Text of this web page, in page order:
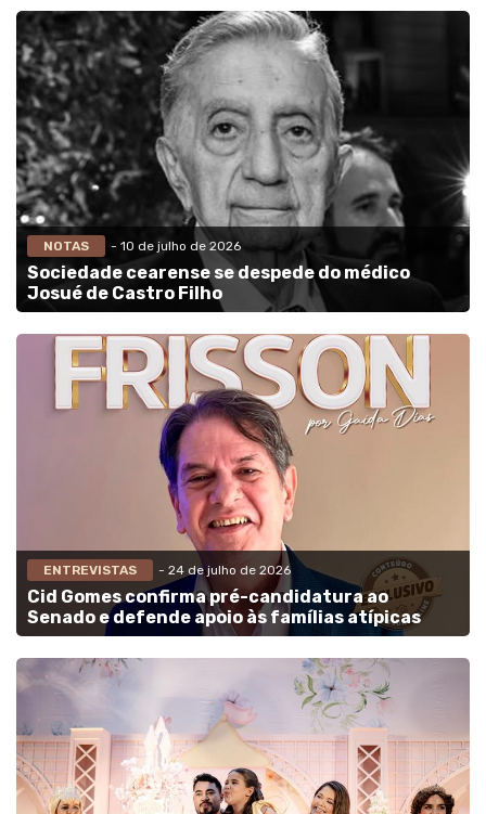
NOTAS - 10 de julho de 2026
Sociedade cearense se despede do médico
Josué de Castro Filho
ENTREVISTAS - 24 de julho de 2026
Cid Gomes confirma pré-candidatura ao
Senado e defende apoio às famílias atípicas